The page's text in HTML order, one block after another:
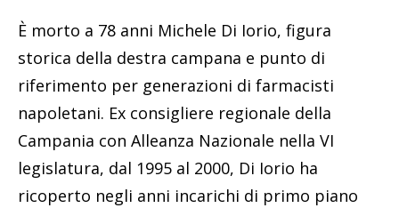
È morto a 78 anni Michele Di Iorio, figura
storica della destra campana e punto di
riferimento per generazioni di farmacisti
napoletani. Ex consigliere regionale della
Campania con Alleanza Nazionale nella VI
legislatura, dal 1995 al 2000, Di Iorio ha
ricoperto negli anni incarichi di primo piano